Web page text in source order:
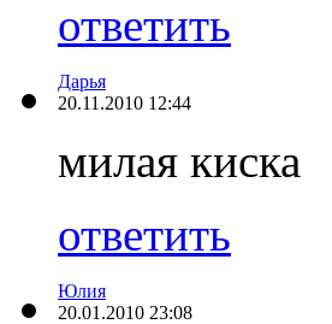
ответить
Дарья
20.11.2010 12:44
милая киска
ответить
Юлия
20.01.2010 23:08